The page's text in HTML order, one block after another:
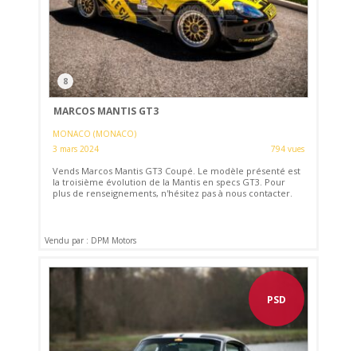
8
MARCOS MANTIS GT3
MONACO (MONACO)
3 mars 2024
794 vues
Vends Marcos Mantis GT3 Coupé. Le modèle présenté est
la troisième évolution de la Mantis en specs GT3. Pour
plus de renseignements, n'hésitez pas à nous contacter.
Vendu par : DPM Motors
PSD